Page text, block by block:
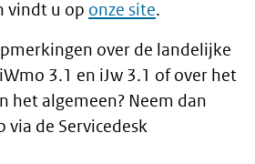
vindt u op onze site.
over de landelijke
3.1 en iJw 3.1 of over het
het algemeen? Neem dan
via de Servicedesk